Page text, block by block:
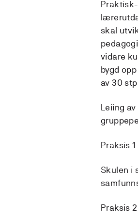
skal
vidare
bygd
av 30
Leiing
Praksis 1
Skulen i
Praksis 2